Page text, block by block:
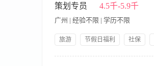
商业软件； 2.具备较强的文案功底
络教育平台维护： 网络教育平台消
育平台主页元素更换，网络教育平
责网络外链和网站推广工作，提升
户接待及客户资料的收集和汇总; 7.
广专员任职条件 1.本科及以上学历
策划专员 4.5千-5.9千
广州 | 经验不限 | 学历不限
旅游 节假日福利 社保